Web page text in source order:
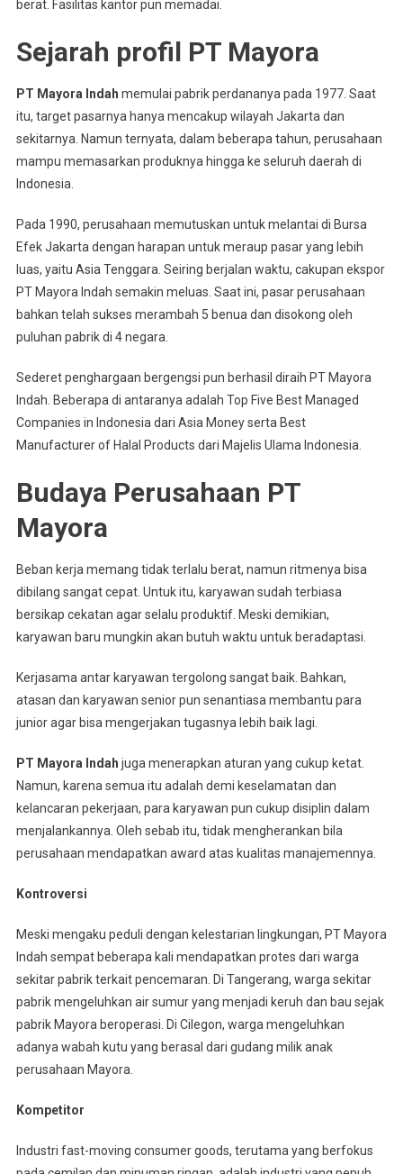
berat. Fasilitas kantor pun memadai.
Sejarah profil PT Mayora
PT Mayora Indah memulai pabrik perdananya pada 1977. Saat
itu, target pasarnya hanya mencakup wilayah Jakarta dan
sekitarnya. Namun ternyata, dalam beberapa tahun, perusahaan
mampu memasarkan produknya hingga ke seluruh daerah di
Indonesia.
Pada 1990, perusahaan memutuskan untuk melantai di Bursa
Efek Jakarta dengan harapan untuk meraup pasar yang lebih
luas, yaitu Asia Tenggara. Seiring berjalan waktu, cakupan ekspor
PT Mayora Indah semakin meluas. Saat ini, pasar perusahaan
bahkan telah sukses merambah 5 benua dan disokong oleh
puluhan pabrik di 4 negara.
Sederet penghargaan bergengsi pun berhasil diraih PT Mayora
Indah. Beberapa di antaranya adalah Top Five Best Managed
Companies in Indonesia dari Asia Money serta Best
Manufacturer of Halal Products dari Majelis Ulama Indonesia.
Budaya Perusahaan PT
Mayora
Beban kerja memang tidak terlalu berat, namun ritmenya bisa
dibilang sangat cepat. Untuk itu, karyawan sudah terbiasa
bersikap cekatan agar selalu produktif. Meski demikian,
karyawan baru mungkin akan butuh waktu untuk beradaptasi.
Kerjasama antar karyawan tergolong sangat baik. Bahkan,
atasan dan karyawan senior pun senantiasa membantu para
junior agar bisa mengerjakan tugasnya lebih baik lagi.
PT Mayora Indah juga menerapkan aturan yang cukup ketat.
Namun, karena semua itu adalah demi keselamatan dan
kelancaran pekerjaan, para karyawan pun cukup disiplin dalam
menjalankannya. Oleh sebab itu, tidak mengherankan bila
perusahaan mendapatkan award atas kualitas manajemennya.
Kontroversi
Meski mengaku peduli dengan kelestarian lingkungan, PT Mayora
Indah sempat beberapa kali mendapatkan protes dari warga
sekitar pabrik terkait pencemaran. Di Tangerang, warga sekitar
pabrik mengeluhkan air sumur yang menjadi keruh dan bau sejak
pabrik Mayora beroperasi. Di Cilegon, warga mengeluhkan
adanya wabah kutu yang berasal dari gudang milik anak
perusahaan Mayora.
Kompetitor
Industri fast-moving consumer goods, terutama yang berfokus